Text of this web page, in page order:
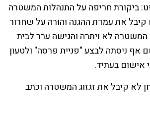
ביקורת חריפה על התנהלות המשטרה
את עמדת ההגנה והורה על שחרור
לא ויתרה והגישה ערר לבית
אף ניסתה לבצע "פניית פרסה" ולטעון
אישום בעתיד.
לא קיבל את זגזוג המשטרה וכתב